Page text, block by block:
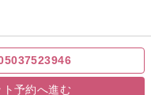
ト予約へ進む